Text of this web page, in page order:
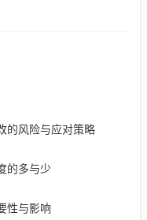
的风险与应对策略
的多与少
性与影响